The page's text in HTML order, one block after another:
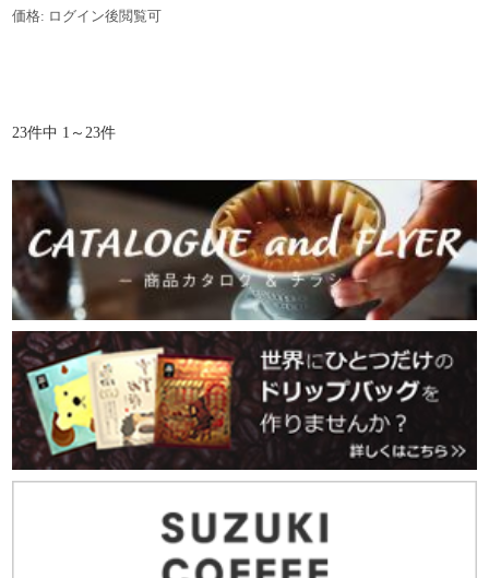
価格: ログイン後閲覧可
23件中 1～23件